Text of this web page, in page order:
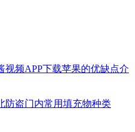
视频APP下载苹果的优缺点介
防盗门内常用填充物种类